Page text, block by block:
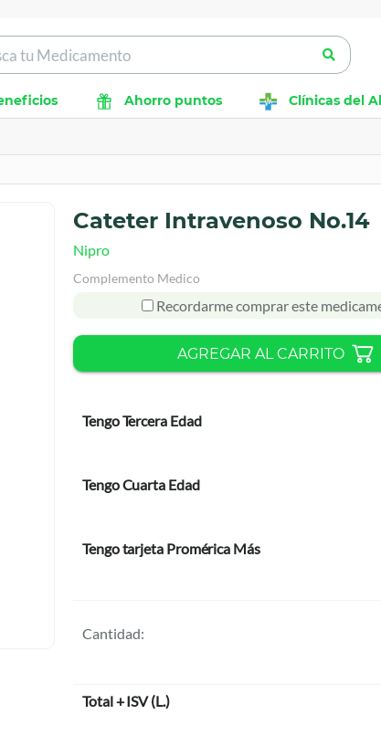
Ahorro puntos Clínicas del
Cateter Intravenoso No.14
Nipro
Complemento Medico
Recordarme comprar este
AGREGAR AL CARRITO
Tengo Tercera Edad
Tengo Cuarta Edad
Tengo tarjeta Promérica Más
Cantidad:
Total + ISV(L.)